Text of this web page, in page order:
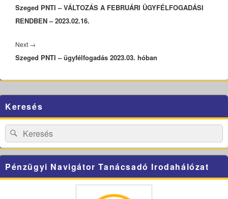
post:
Szeged PNTI – VÁLTOZÁS A FEBRUÁRI ÜGYFÉLFOGADÁSI
RENDBEN – 2023.02.16.
Next →
post:
Szeged PNTI – ügyfélfogadás 2023.03. hóban
Sidebar
Widget
Area
Keresés
Search
for:
Search
Pénzügyi Navigátor Tanácsadó Irodahálózat